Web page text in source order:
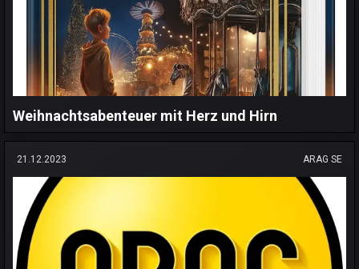
Weihnachtsabenteuer mit Herz und Hirn
21.12.2023 ARAG SE